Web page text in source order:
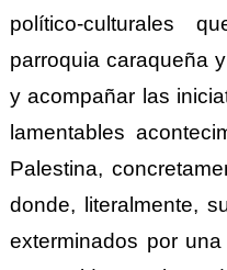
político-culturales
parroquia caraqueña
y acompañar las
lamentables
Palestina,
donde, literalmente,
exterminados por